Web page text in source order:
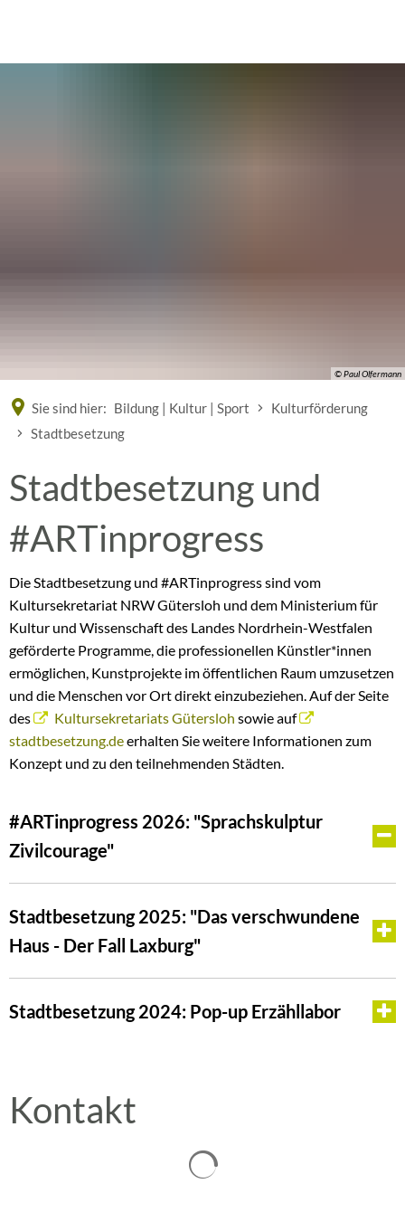
© Paul Olfermann
Sie sind hier: Bildung | Kultur | Sport
Kulturförderung
Stadtbesetzung
Stadtbesetzung
Stadtbesetzung und
#ARTinprogress
Die Stadtbesetzung und #ARTinprogress sind vom
Kultursekretariat NRW Gütersloh und dem Ministerium für
Kultur und Wissenschaft des Landes Nordrhein-Westfalen
geförderte Programme, die professionellen Künstler*innen
ermöglichen, Kunstprojekte im öffentlichen Raum umzusetzen
und die Menschen vor Ort direkt einzubeziehen. Auf der Seite
des
Kultursekretariats Gütersloh sowie auf
stadtbesetzung.deerhalten Sie weitere Informationen zum
Konzept und zu den teilnehmenden Städten.
#ARTinprogress 2026: "Sprachskulptur
Zivilcourage"
Stadtbesetzung 2025: "Das verschwundene
Haus - Der Fall Laxburg"
Stadtbesetzung 2024: Pop-up Erzähllabor
Kontakt